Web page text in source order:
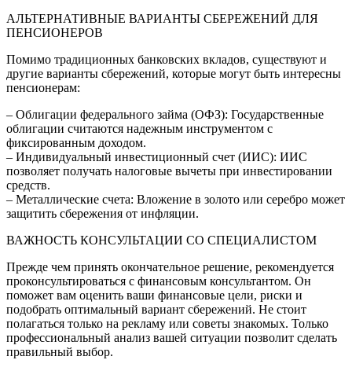
АЛЬТЕРНАТИВНЫЕ ВАРИАНТЫ СБЕРЕЖЕНИЙ ДЛЯ
ПЕНСИОНЕРОВ
Помимо традиционных банковских вкладов, существуют и
другие варианты сбережений, которые могут быть интересны
пенсионерам:
– Облигации федерального займа (ОФЗ): Государственные
облигации считаются надежным инструментом с
фиксированным доходом.
– Индивидуальный инвестиционный счет (ИИС): ИИС
позволяет получать налоговые вычеты при инвестировании
средств.
– Металлические счета: Вложение в золото или серебро может
защитить сбережения от инфляции.
ВАЖНОСТЬ КОНСУЛЬТАЦИИ СО СПЕЦИАЛИСТОМ
Прежде чем принять окончательное решение, рекомендуется
проконсультироваться с финансовым консультантом. Он
поможет вам оценить ваши финансовые цели, риски и
подобрать оптимальный вариант сбережений. Не стоит
полагаться только на рекламу или советы знакомых. Только
профессиональный анализ вашей ситуации позволит сделать
правильный выбор.